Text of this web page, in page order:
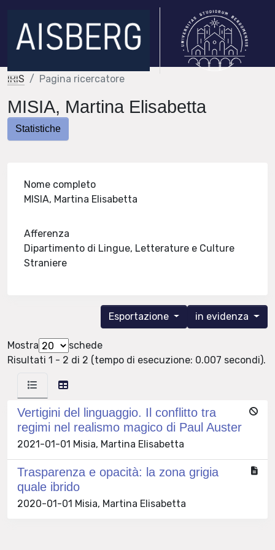
IRIS Pagina ricercatore
MISIA, Martina Elisabetta
Statistiche
Nome completo
MISIA, Martina Elisabetta
Afferenza
Dipartimento di Lingue, Letterature e Culture
Straniere
in evidenza
Esportazione
Mostra
schede
Risultati 1 - 2 di 2 (tempo di esecuzione: 0.007 secondi).
Vertigini del linguaggio. Il conflitto tra
regimi nel realismo magico di Paul Auster
2021-01-01 Misia, Martina Elisabetta
Trasparenza e opacità: la zona grigia
quale ibrido
2020-01-01 Misia, Martina Elisabetta